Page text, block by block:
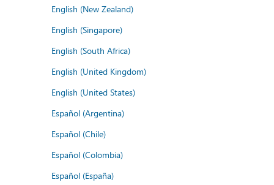
English (New Zealand)
English (Singapore)
English (South Africa)
English (United Kingdom)
English (United States)
Español (Argentina)
Español (Chile)
Español (Colombia)
Español (España)